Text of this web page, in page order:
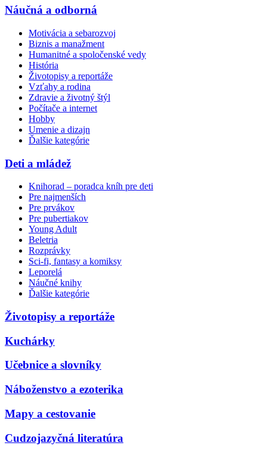
Náučná a odborná
Motivácia a sebarozvoj
Biznis a manažment
Humanitné a spoločenské vedy
História
Životopisy a reportáže
Vzťahy a rodina
Zdravie a životný štýl
Počítače a internet
Hobby
Umenie a dizajn
Ďalšie kategórie
Deti a mládež
Knihorad – poradca kníh pre deti
Pre najmenších
Pre prvákov
Pre pubertiakov
Young Adult
Beletria
Rozprávky
Sci-fi, fantasy a komiksy
Leporelá
Náučné knihy
Ďalšie kategórie
Životopisy a reportáže
Kuchárky
Učebnice a slovníky
Náboženstvo a ezoterika
Mapy a cestovanie
Cudzojazyčná literatúra